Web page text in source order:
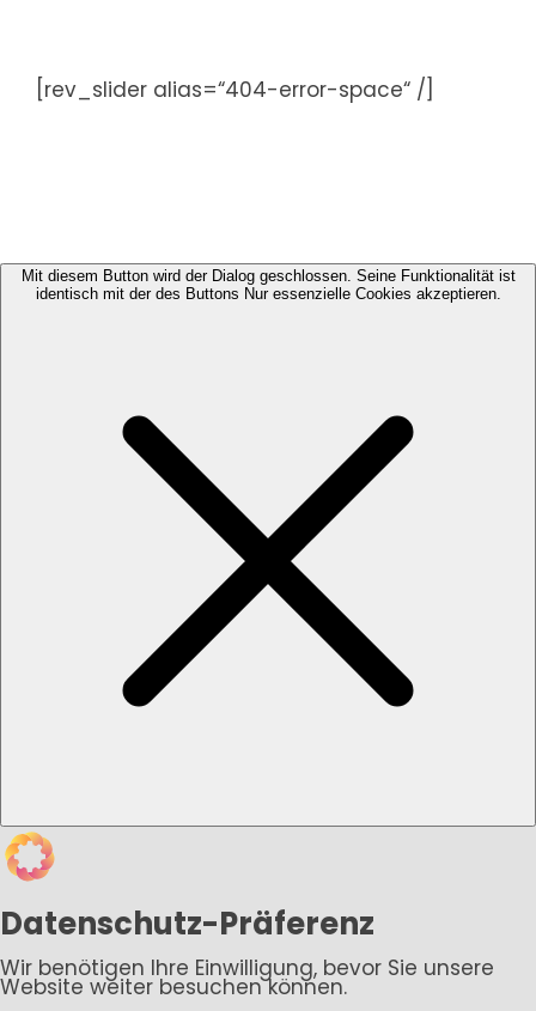
springen[rev_slider alias=“404-error-space“ /]
Mit diesem Button wird der Dialog geschlossen. Seine Funktionalität ist
identisch mit der des Buttons Nur essenzielle Cookies akzeptieren.
Datenschutz-Präferenz
Wir benötigen Ihre Einwilligung, bevor Sie unsere
Website weiter besuchen können.